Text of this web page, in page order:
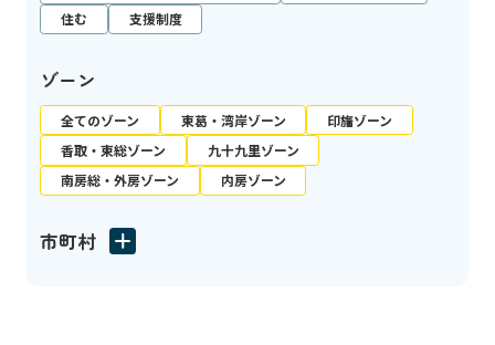
住む
支援制度
ゾーン
全てのゾーン 東葛・湾岸ゾーン
印旛ゾーン
香取・東総ゾーン
九十九里ゾーン
南房総・外房ゾーン
内房ゾーン
市町村